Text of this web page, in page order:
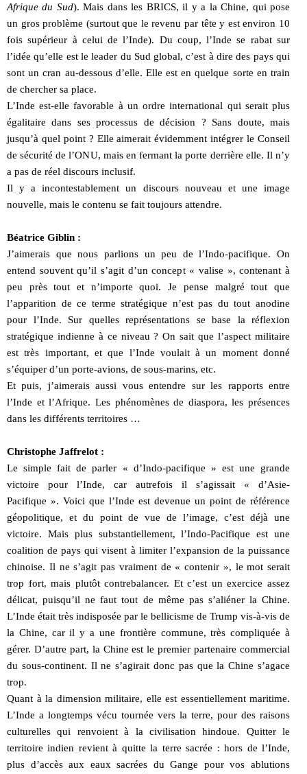
Afrique du Sud). Mais dans les BRICS, il y a la Chine, qui pose
un gros problème (surtout que le revenu par tête y est environ 10
fois supérieur à celui de l’Inde). Du coup, l’Inde se rabat sur
l’idée qu’elle est le leader du Sud global, c’est à dire des pays qui
sont un cran au-dessous d’elle. Elle est en quelque sorte en train
de chercher sa place.
L’Inde est-elle favorable à un ordre international qui serait plus
égalitaire dans ses processus de décision ? Sans doute, mais
jusqu’à quel point ? Elle aimerait évidemment intégrer le Conseil
de sécurité de l’ONU, mais en fermant la porte derrière elle. Il n’y
a pas de réel discours inclusif.
Il y a incontestablement un discours nouveau et une image
nouvelle, mais le contenu se fait toujours attendre.
Béatrice Giblin :
J’aimerais que nous parlions un peu de l’Indo-pacifique. On
entend souvent qu’il s’agit d’un concept « valise », contenant à
peu près tout et n’importe quoi. Je pense malgré tout que
l’apparition de ce terme stratégique n’est pas du tout anodine
pour l’Inde. Sur quelles représentations se base la réflexion
stratégique indienne à ce niveau ? On sait que l’aspect militaire
est très important, et que l’Inde voulait à un moment donné
s’équiper d’un porte-avions, de sous-marins, etc.
Et puis, j’aimerais aussi vous entendre sur les rapports entre
l’Inde et l’Afrique. Les phénomènes de diaspora, les présences
dans les différents territoires …
Christophe Jaffrelot :
Le simple fait de parler « d’Indo-pacifique » est une grande
victoire pour l’Inde, car autrefois il s’agissait « d’Asie-
Pacifique ». Voici que l’Inde est devenue un point de référence
géopolitique, et du point de vue de l’image, c’est déjà une
victoire. Mais plus substantiellement, l’Indo-Pacifique est une
coalition de pays qui visent à limiter l’expansion de la puissance
chinoise. Il ne s’agit pas vraiment de « contenir », le mot serait
trop fort, mais plutôt contrebalancer. Et c’est un exercice assez
délicat, puisqu’il ne faut tout de même pas s’aliéner la Chine.
L’Inde était très indisposée par le bellicisme de Trump vis-à-vis de
la Chine, car il y a une frontière commune, très compliquée à
gérer. D’autre part, la Chine est le premier partenaire commercial
du sous-continent. Il ne s’agirait donc pas que la Chine s’agace
trop.
Quant à la dimension militaire, elle est essentiellement maritime.
L’Inde a longtemps vécu tournée vers la terre, pour des raisons
culturelles qui renvoient à la civilisation hindoue. Quitter le
territoire indien revient à quitte la terre sacrée : hors de l’Inde,
plus d’accès aux eaux sacrées du Gange pour vos ablutions